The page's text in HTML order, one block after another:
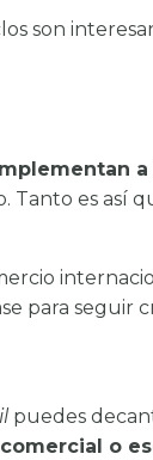
son
Tanto es así
para seguir
puedes
o